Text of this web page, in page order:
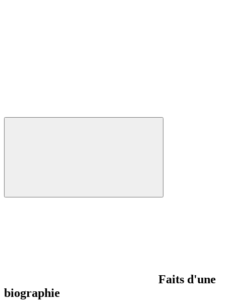
Faits d'une
biographie